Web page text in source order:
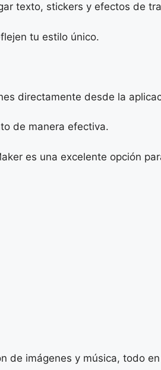
texto, stickers y efectos de
tu estilo único.
directamente desde la
de manera efectiva.
es una excelente opción
de imágenes y música, todo